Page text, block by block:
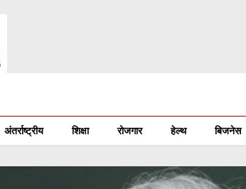
अंतर्राष्ट्रीय शिक्षा रोजगार हेल्थ बिजनेस